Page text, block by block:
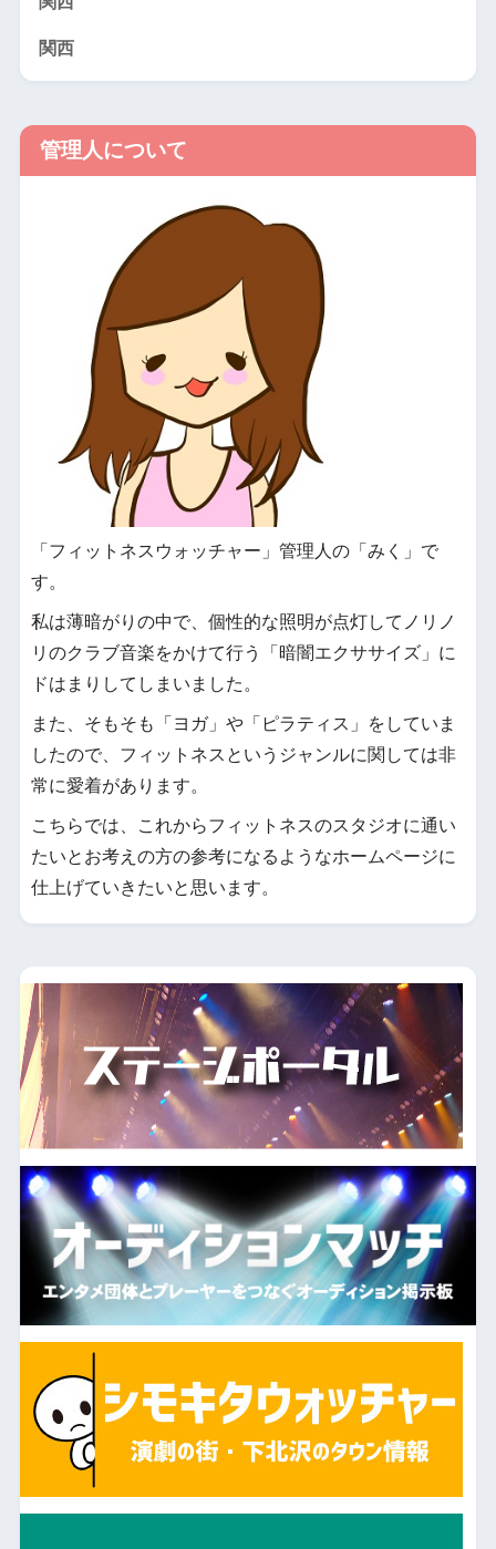
関西
管理人について
「フィットネスウォッチャー」管理人の「みく」で
す。
私は薄暗がりの中で、個性的な照明が点灯してノリノ
リのクラブ音楽をかけて行う「暗闇エクササイズ」に
ドはまりしてしまいました。
また、そもそも「ヨガ」や「ピラティス」をしていま
したので、フィットネスというジャンルに関しては非
常に愛着があります。
こちらでは、これからフィットネスのスタジオに通い
たいとお考えの方の参考になるようなホームページに
仕上げていきたいと思います。